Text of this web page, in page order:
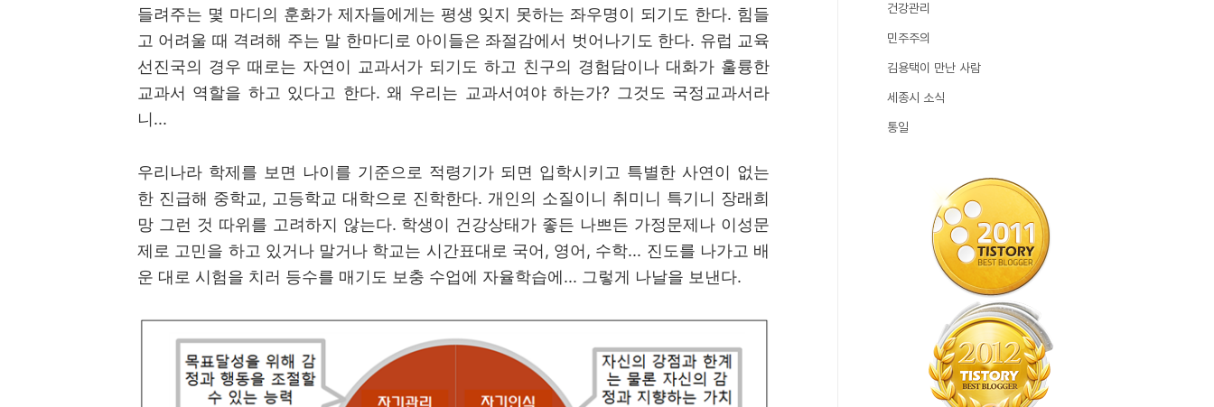
들려주는 몇 마디의 훈화가 제자들에게는 평생 잊지 못하는 좌우명이 되기도 한다. 힘들
고 어려울 때 격려해 주는 말 한마디로 아이들은 좌절감에서 벗어나기도 한다. 유럽 교육
선진국의 경우 때로는 자연이 교과서가 되기도 하고 친구의 경험담이나 대화가 훌륭한
교과서 역할을 하고 있다고 한다.왜 우리는 교과서여야 하는가? 그것도 국정교과서라
니...
우리나라 학제를 보면 나이를 기준으로 적령기가 되면 입학시키고 특별한 사연이 없는
한 진급해 중학교 , 고등학교 대학으로 진학한다. 개인의 소질이니 취미니 특기니 장래희
망 그런 것 따위를 고려하지 않는다. 학생이 건강상태가 좋든 나쁘든 가정문제나 이성문
제로 고민을 하고 있거나 말거나 학교는 시간표대로 국어 , 영어 , 수학... 진도를 나가고 배
운 대로 시험을 치러 등수를 매기도 보충 수업에 자율학습에... 그렇게 나날을 보낸다.
건강관리
민주주의
김용택이 만난 사람
세종시 소식
통일